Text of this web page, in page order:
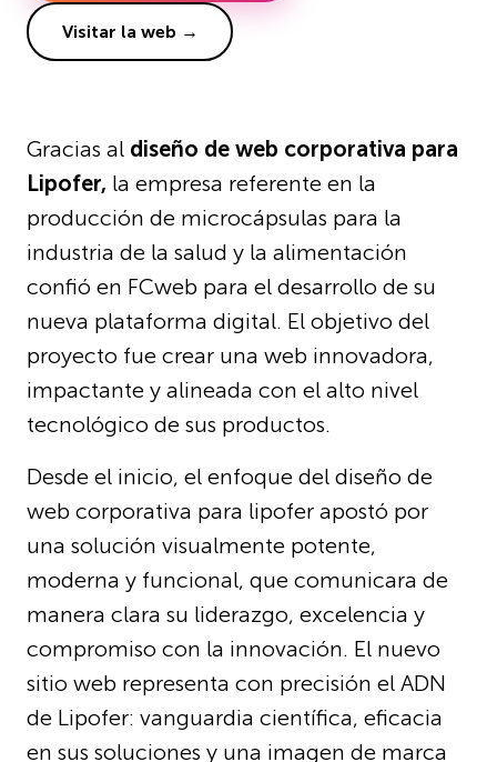
Visitar la web →
Gracias al diseño de web corporativa para
Lipofer, la empresa referente en la
producción de microcápsulas para la
industria de la salud y la alimentación
confió en FCweb para el desarrollo de su
nueva plataforma digital. El objetivo del
proyecto fue crear una web innovadora,
impactante y alineada con el alto nivel
tecnológico de sus productos.
Desde el inicio, el enfoque del diseño de
web corporativa para lipofer apostó por
una solución visualmente potente,
moderna y funcional, que comunicara de
manera clara su liderazgo, excelencia y
compromiso con la innovación. El nuevo
sitio web representa con precisión el ADN
de Lipofer: vanguardia científica, eficacia
en sus soluciones y una imagen de marca